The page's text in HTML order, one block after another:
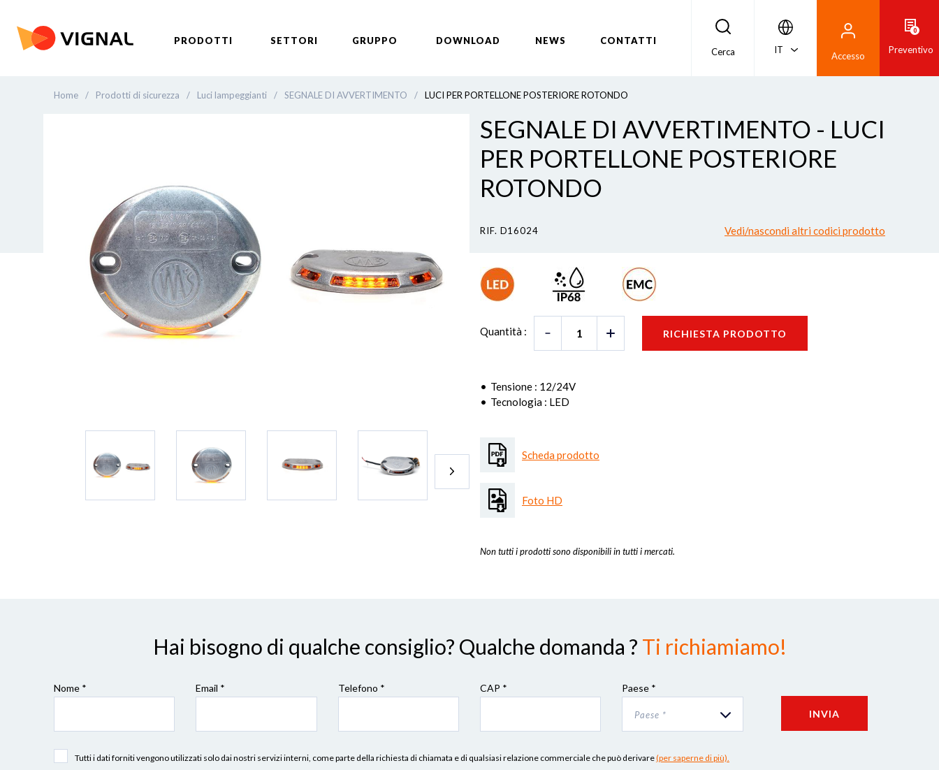
PRODOTTI SETTORI GRUPPO DOWNLOAD NEWS
CONTATTI
Cerca
IT
Accesso
0
Preventivo
Home / Prodotti di sicurezza / Luci lampeggianti / SEGNALE DI AVVERTIMENTO / LUCI PER PORTELLONE POSTERIORE ROTONDO
SEGNALE DI AVVERTIMENTO - LUCI
PER PORTELLONE POSTERIORE
ROTONDO
RIF. D16024 Vedi/nascondi altri codici prodotto
Quantità : RICHIESTA PRODOTTO
Tensione : 12/24V
Tecnologia : LED
Scheda prodotto
Foto HD
Non tutti i prodotti sono disponibili in tutti i mercati.
Hai bisogno di qualche consiglio? Qualche domanda ? Ti richiamiamo!
Nome * Email * Telefono * CAP * Paese *
Paese * INVIA
Tutti i dati forniti vengono utilizzati solo dai nostri servizi interni, come parte della richiesta di chiamata e di qualsiasi relazione commerciale che può derivare(per saperne di più).